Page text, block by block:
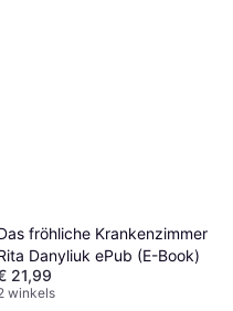
fröhliche Krankenzimmer
Danyliuk ePub (E-Book)
21,99
winkels